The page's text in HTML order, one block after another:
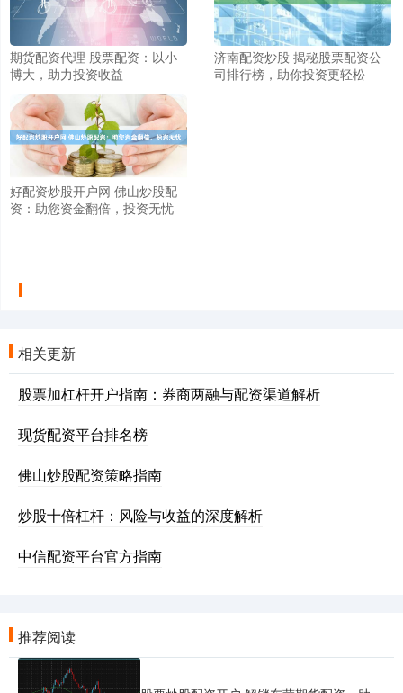
期货配资代理 股票配资：以小
博大，助力投资收益
济南配资炒股 揭秘股票配资公
司排行榜，助你投资更轻松
好配资炒股开户网 佛山炒股配
资：助您资金翻倍，投资无忧
相关更新
股票加杠杆开户指南：券商两融与配资渠道解析
现货配资平台排名榜
佛山炒股配资策略指南
炒股十倍杠杆：风险与收益的深度解析
中信配资平台官方指南
推荐阅读